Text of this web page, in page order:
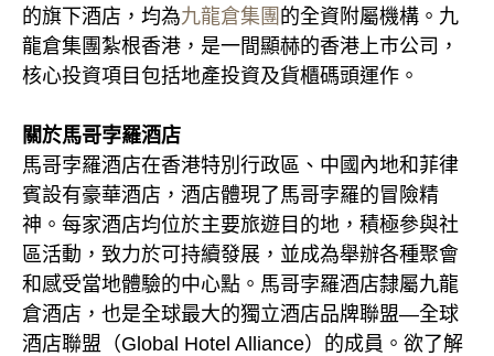
的旗下酒店，均為九龍倉集團 的全資附屬機構。九
龍倉集團紮根香港，是一間顯赫的香港上巿公司，
核心投資項目包括地產投資及貨櫃碼頭運作。
關於馬哥孛羅酒店
馬哥孛羅酒店在香港特別行政區、中國內地和菲律
賓設有豪華酒店，酒店體現了馬哥孛羅的冒險精
神。每家酒店均位於主要旅遊目的地，積極參與社
區活動，致力於可持續發展，並成為舉辦各種聚會
和感受當地體驗的中心點。馬哥孛羅酒店隸屬九龍
倉酒店，也是全球最大的獨立酒店品牌聯盟—全球
酒店聯盟（Global Hotel Alliance）的成員。欲了解